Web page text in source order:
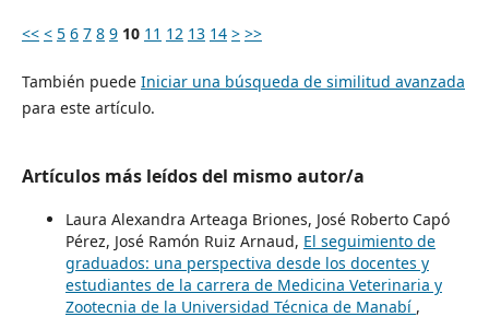
<< < 5 6 7 8 9 10 11 12 13 14 > >>
También puede Iniciar una búsqueda de similitud avanzada
para este artículo.
Artículos más leídos del mismo autor/a
Laura Alexandra Arteaga Briones, José Roberto Capó
Pérez, José Ramón Ruiz Arnaud, El seguimiento de
graduados: una perspectiva desde los docentes y
estudiantes de la carrera de Medicina Veterinaria y
Zootecnia de la Universidad Técnica de Manabí ,